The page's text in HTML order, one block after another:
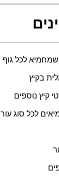
שמחמיא לכל גוף
בקיץ
קיץ נוספים
לכל סוג עור